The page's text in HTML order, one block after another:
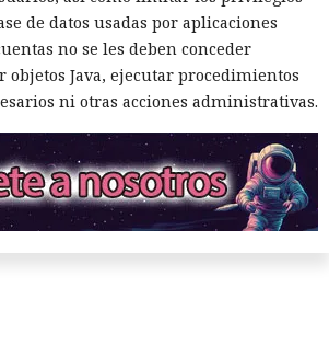
de datos usadas por aplicaciones
no se les deben conceder
objetos Java, ejecutar procedimientos
ni otras acciones administrativas.